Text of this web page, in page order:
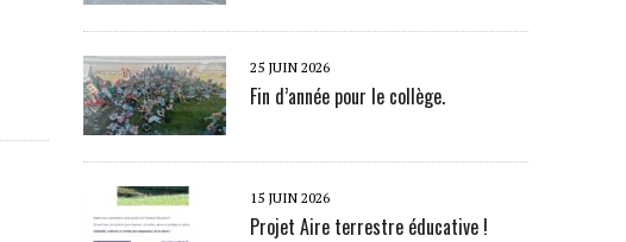
25 JUIN 2026
Fin d’année pour le collège.
15 JUIN 2026
Projet Aire terrestre éducative !